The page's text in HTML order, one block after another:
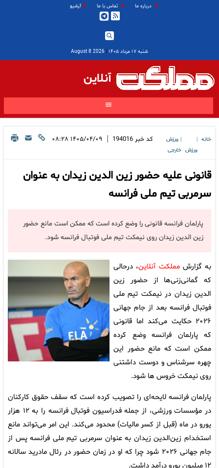
درباره ما تماس با ما آرشیو
شنبه ۱۷ مرداد ۱۴۰۵ |
2026 August 8
آنلاین
خانه
ورزش
ورزش
خارجی
کد خبر 194016
| ۱۴۰۵/۰۴/۰۹ ۰۸:۲۸
قانونی علیه حضور زین الدین زیدان به عنوان
سرمربی تیم ملی فرانسه
پارلمان فرانسه قانونی را وضع کرده است که ممکن است مانع حضور
زین الدین زیدان روی نیمکت تیم ملی فوتبال فرانسه شود.
به گزارشمملکت آنلاین، درحالی
که گمانی‌زنی‌ها از حضور زین
الدین زیدان در نیمکت تیم ملی
فوتبال فرانسه بعد از جام جهانی
۲۰۲۶ حکایت می‌کند اما قانونی
که پارلمان فرانسه وضع کرده
ممکن است که مانع حضور این
چهره سرشناس و دوست داشتنی
روی نیمکت خروس ها شود.
پارلمان فرانسه لایحه‌ای را تصویب کرده است که سقف حقوق کارکنان
در مؤسسات ورزشی، از جمله فدراسیون فوتبال فرانسه را به ۱۲ هزار
یورو در ماه (قبل از کسر مالیات) محدود می‌کند. این امر می‌تواند مانع
استخدام زین‌الدین زیدان به عنوان سرمربی تیم ملی فرانسه پس از
جام جهانی ۲۰۲۶ شود چرا که او در زمان حضور در رئال مادرید سالانه
۱۲ میلیون یورو درآمد داشت.